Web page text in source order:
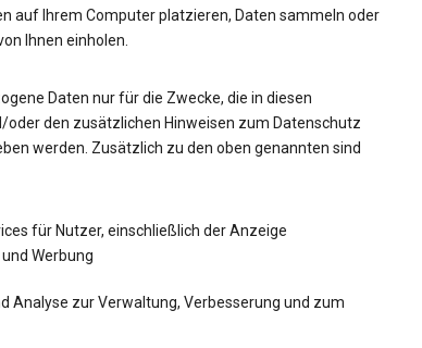
auf Ihrem Computer platzieren, Daten sammeln oder
Ihnen einholen.
Daten nur für die Zwecke, die in diesen
den zusätzlichen Hinweisen zum Datenschutz
werden. Zusätzlich zu den oben genannten sind
für Nutzer, einschließlich der Anzeige
Werbung
Analyse zur Verwaltung, Verbesserung und zum